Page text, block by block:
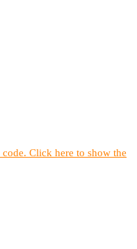
Click here to show the